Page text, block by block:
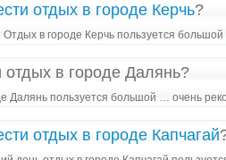
отдых в городе Керчь?
Отдых в городе Керчь пользуется
в городе Далянь?
Далянь пользуется большой … очень
отдых в городе Капчагай